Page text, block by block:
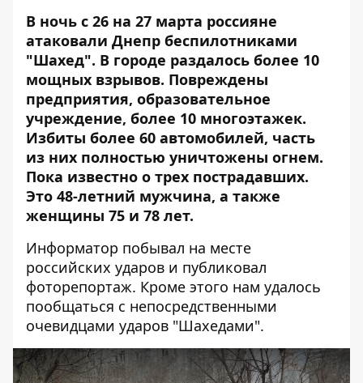
В ночь с 26 на 27 марта россияне
атаковали Днепр беспилотниками
"Шахед". В городе раздалось более 10
мощных взрывов. Повреждены
предприятия, образовательное
учреждение, более 10 многоэтажек.
Избиты более 60 автомобилей, часть
из них полностью уничтожены огнем.
Пока известно о трех пострадавших.
Это 48-летний мужчина, а также
женщины 75 и 78 лет.
Информатор побывал на месте
российских ударов и публиковал
фоторепортаж. Кроме этого нам удалось
пообщаться с непосредственными
очевидцами ударов "Шахедами".